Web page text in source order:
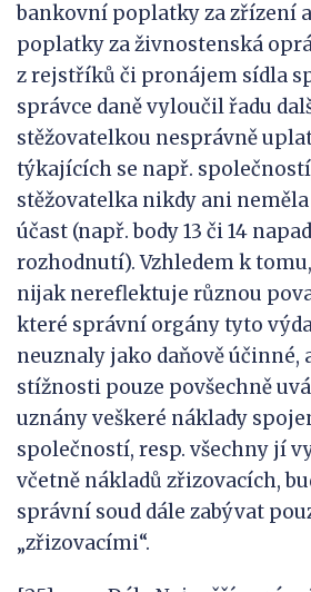
bankovní poplatky za zřízení
poplatky za živnostenská
z rejstříků či pronájem sídla
správce daně vyloučil řadu
stěžovatelkou nesprávně
týkajících se např.
stěžovatelka nikdy ani
účast (např. body 13 či 14
rozhodnutí). Vzhledem k
nijak nereflektuje různou
které správní orgány tyto
neuznaly jako daňově účinné,
stížnosti pouze povšechně
uznány veškeré náklady
společností, resp. všechny jí
včetně nákladů zřizovacích,
správní soud dále zabývat
„zřizovacími“.